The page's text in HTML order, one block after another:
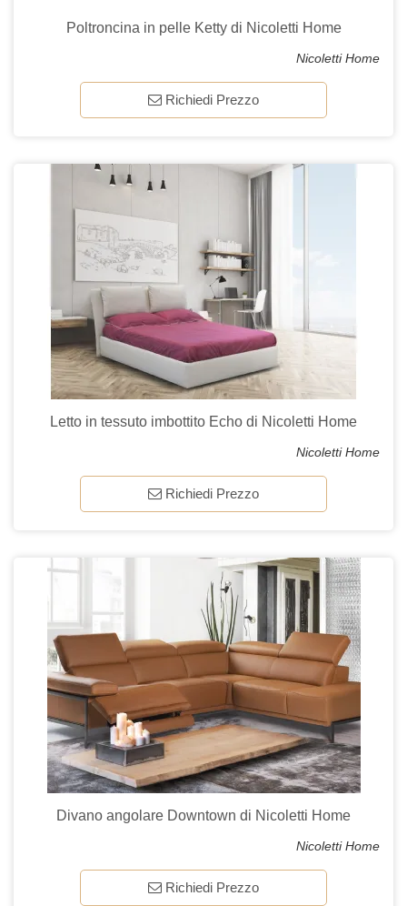
Poltroncina in pelle Ketty di Nicoletti Home
Nicoletti Home
Richiedi Prezzo
Letto in tessuto imbottito Echo di Nicoletti Home
Nicoletti Home
Richiedi Prezzo
Divano angolare Downtown di Nicoletti Home
Nicoletti Home
Richiedi Prezzo